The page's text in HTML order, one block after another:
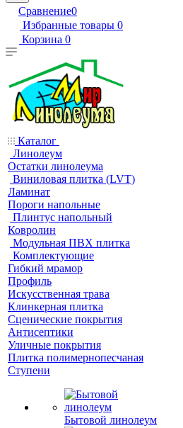
Сравнение0
Избранные товары 0
Корзина 0
Каталог
Линолеум
Остатки линолеума
Виниловая плитка (LVT)
Ламинат
Пороги напольные
Плинтус напольный
Ковролин
Модульная ПВХ плитка
Комплектующие
Гибкий мрамор
Профиль
Искусственная трава
Клинкерная плитка
Сценические покрытия
Антисептики
Уличные покрытия
Плитка полимернопесчаная
Ступени
Бытовой линолеум